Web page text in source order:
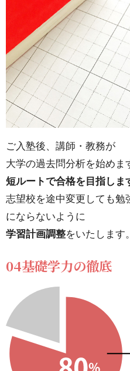
志望
動機
書を
指
導、
丁寧
に添
削
7.8.
08定
期テ
スト
格を
同時
ご入塾後、講師・教務が
大学の過去問分析を始めま
短ルートで合格を目指しま
志望校を途中変更しても勉
にならないように
学習計画調整をいたします。
04基礎学力の徹底